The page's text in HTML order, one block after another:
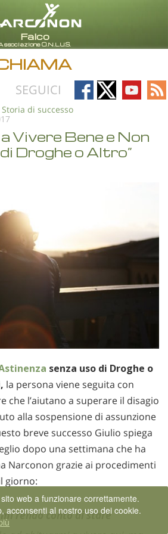
italiano
SEGUICI
Follow
on
Follow
on
Follow
on
on
Storia di successo
a Vivere Bene e Non
Droghe o Altro”
senza uso di Droghe o
la persona viene seguita con
che l’aiutano a superare il disagio
alla sospensione di assunzione
breve successo Giulio spiega
dopo una settimana che ha
Narconon grazie ai procedimenti
giorno:
rendo conto di stare
web a funzionare correttamente.
acconsenti al nostro uso dei cookie.